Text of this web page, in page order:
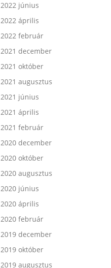
2022 június
2022 április
2022 február
2021 december
2021 október
2021 augusztus
2021 június
2021 április
2021 február
2020 december
2020 október
2020 augusztus
2020 június
2020 április
2020 február
2019 december
2019 október
2019 augusztus